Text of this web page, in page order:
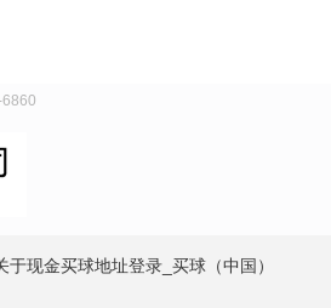
于现金买球地址登录_买球（中国）